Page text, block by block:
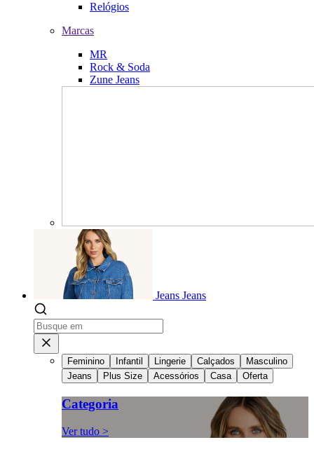
Relógios
Marcas
MR
Rock & Soda
Zune Jeans
Jeans Jeans
Feminino Infantil Lingerie Calçados
Masculino
Jeans
Plus Size Acessórios Casa Oferta
Categoria
Ver tudo >